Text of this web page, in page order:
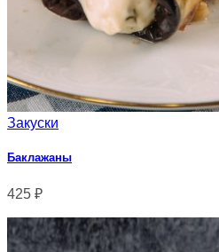
Закуски
Баклажаны
425 ₽